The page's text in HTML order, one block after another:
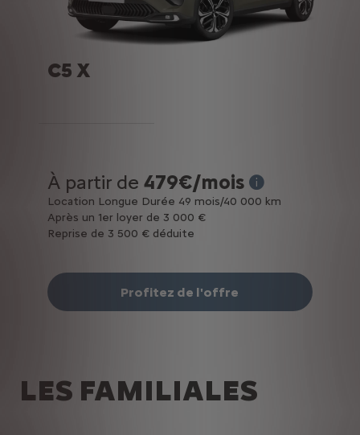
C5 X
À partir de 479€/mois
* Exemple pour
Location Longue Durée 49 mois/40 000 km
Après un 1er loyer de 3 000 €
Reprise de 3 500 € déduite
Profitez de l'offre
LES FAMILIALES